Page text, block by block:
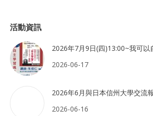
活動資訊
2026年7月9日(四)13:00~我可以
2026-06-17
2026年6月與日本信州大學交流
2026-06-16